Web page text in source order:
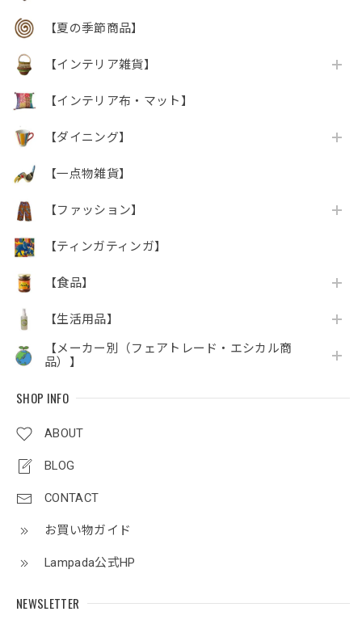
【夏の季節商品】
【インテリア雑貨】
【インテリア布・マット】
【ダイニング】
【一点物雑貨】
【ファッション】
【ティンガティンガ】
【食品】
【生活用品】
【メーカー別（フェアトレード・エシカル商
品）】
SHOP INFO
ABOUT
BLOG
CONTACT
お買い物ガイド
Lampada公式HP
NEWSLETTER